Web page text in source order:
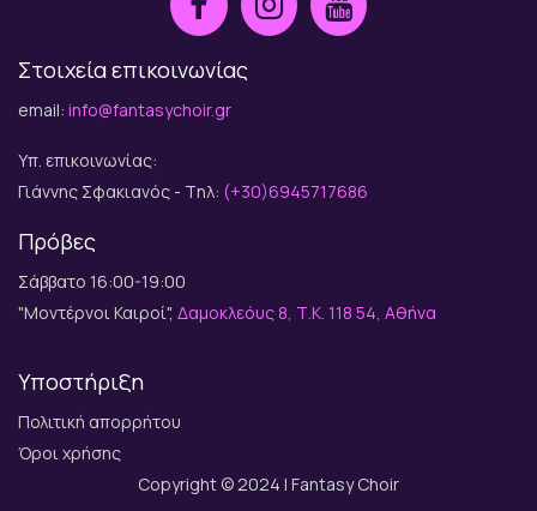
Στοιχεία επικοινωνίας
email: info@fantasychoir.gr
Υπ. επικοινωνίας:
Γιάννης Σφακιανός - Tηλ: (+30)6945717686
Πρόβες
Σάββατο 16:00-19:00
"Μοντέρνοι Καιροί", Δαμοκλεόυς 8, Τ.Κ. 118 54, Αθήνα
Υποστήριξη
Πολιτική απορρήτου
Όροι χρήσης
Copyright © 2024 | Fantasy Choir